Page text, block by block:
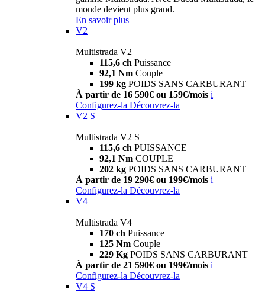
monde devient plus grand.
En savoir plus
V2
Multistrada V2
115,6 ch Puissance
92,1 Nm Couple
199 kg POIDS SANS CARBURANT
À partir de 16 590€ ou 159€/mois i
Configurez-la Découvrez-la
V2 S
Multistrada V2 S
115,6 ch PUISSANCE
92,1 Nm COUPLE
202 kg POIDS SANS CARBURANT
À partir de 19 290€ ou 199€/mois i
Configurez-la Découvrez-la
V4
Multistrada V4
170 ch Puissance
125 Nm Couple
229 Kg POIDS SANS CARBURANT
À partir de 21 590€ ou 199€/mois i
Configurez-la Découvrez-la
V4 S